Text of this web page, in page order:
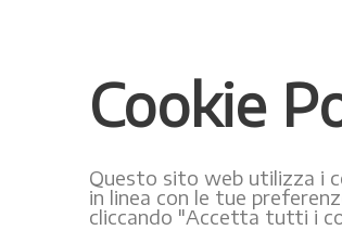
Cookie
Questo sito web utilizza i
in linea con le tue
cliccando "Accetta tutti i